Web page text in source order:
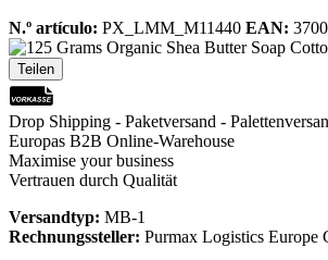
N.º artículo: PX_LMM_M11440 EAN:
Teilen
Drop Shipping - Paketversand -
Europas B2B Online-Warehouse
Maximise your business
Vertrauen durch Qualität
Versandtyp: MB-1
Rechnungssteller: Purmax Logistics Europe